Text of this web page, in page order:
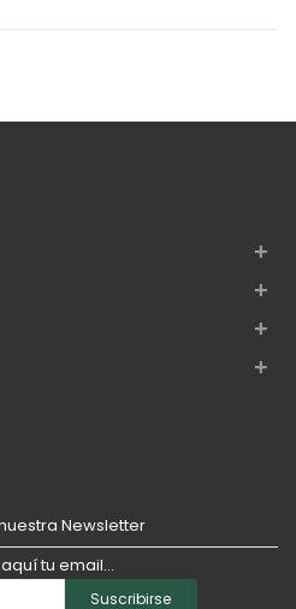
+
+
+
+
Newsletter
tu email...
Suscribirse